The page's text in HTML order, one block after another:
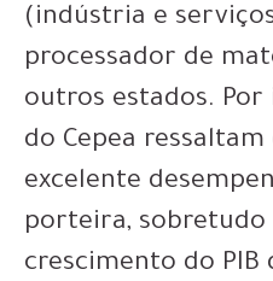
(indústria e
processador de
outros estados. Por
do Cepea
excelente
porteira, sobretudo
crescimento do PIB